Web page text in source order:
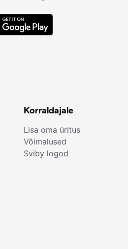
Korraldajale
Lisa oma üritus
Võimalused
Sviby logod